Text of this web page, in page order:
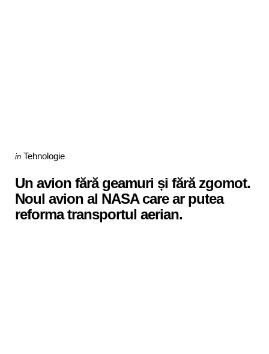
Categories
Posted
in Tehnologie
Un avion fără geamuri și fără zgomot.
Noul avion al NASA care ar putea
reforma transportul aerian.